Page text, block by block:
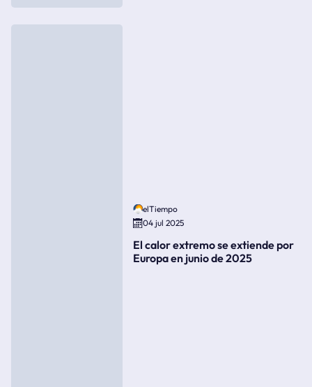
elTiempo
04 jul 2025
El calor extremo se extiende por
Europa en junio de 2025